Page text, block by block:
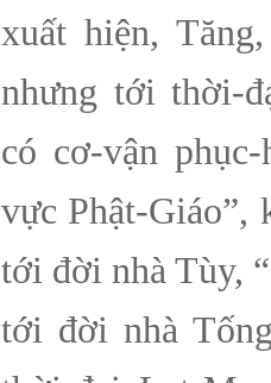
xuất hiện,
nhưng tới thời-
có cơ-vận
vực Phật-Giáo”,
tới đời nhà Tùy,
tới đời nhà